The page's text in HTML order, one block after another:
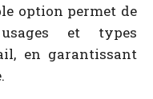
option permet de
et types
en garantissant